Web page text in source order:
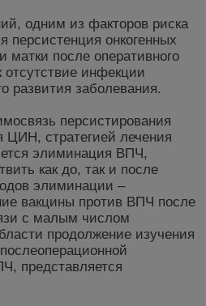
одним из факторов риска
персистенция онкогенных
после оперативного
отсутствие инфекции
развития заболевания.
персистирования
стратегией лечения
элиминация ВПЧ,
как до, так и после
элиминации –
вакцины против ВПЧ после
с малым числом
продолжение изучения
представляется